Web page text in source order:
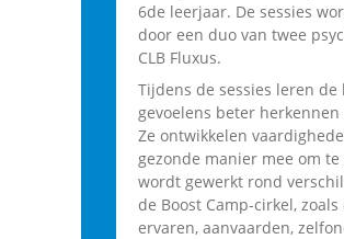
6de leerjaar. De sessies
door een duo van twee
CLB Fluxus.
Tijdens de sessies leren de
gevoelens beter herkennen
Ze ontwikkelen
gezonde manier mee om te
wordt gewerkt rond
de Boost Camp-cirkel, zoals
ervaren, aanvaarden,